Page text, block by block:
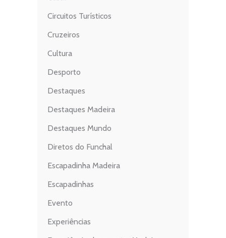
Circuitos Turísticos
Cruzeiros
Cultura
Desporto
Destaques
Destaques Madeira
Destaques Mundo
Diretos do Funchal
Escapadinha Madeira
Escapadinhas
Evento
Experiências